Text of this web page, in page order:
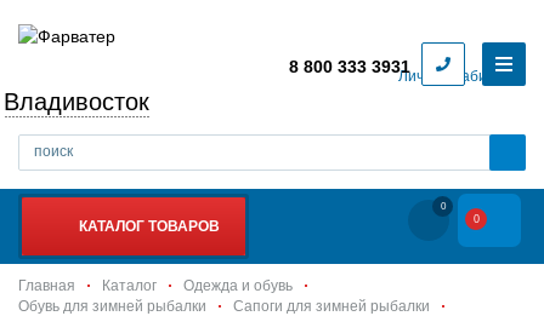
Личный кабинет
Владивосток
8 800 333 3931
КАТАЛОГ ТОВАРОВ
0
0
Главная Каталог
Одежда и обувь
Обувь для зимней рыбалки
Сапоги для зимней рыбалки